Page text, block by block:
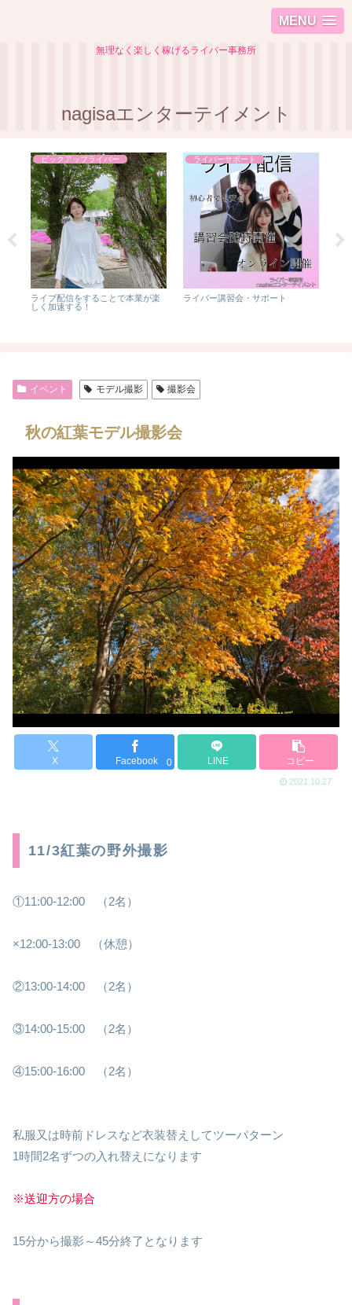
MENU
無理なく楽しく稼げるライバー事務所
nagisaエンターテイメント
ピックアップライバー
ライブ配信をすることで本業が楽
しく加速する！
ライバーサポート
ライバー講習会・サポート
イベント モデル撮影 撮影会
秋の紅葉モデル撮影会
X Facebook 0 LINE コピー
2021.10.27
11/3紅葉の野外撮影
①11:00-12:00 （2名）
×12:00-13:00 （休憩）
②13:00-14:00 （2名）
③14:00-15:00 （2名）
④15:00-16:00 （2名）
私服又は時前ドレスなど衣装替えしてツーパターン
1時間2名ずつの入れ替えになります
※送迎方の場合
15分から撮影～45分終了となります